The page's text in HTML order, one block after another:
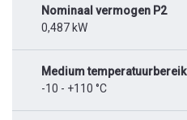
Nominaal vermogen P2
0,487 kW
Medium temperatuurbereik
-10 - +110 °C